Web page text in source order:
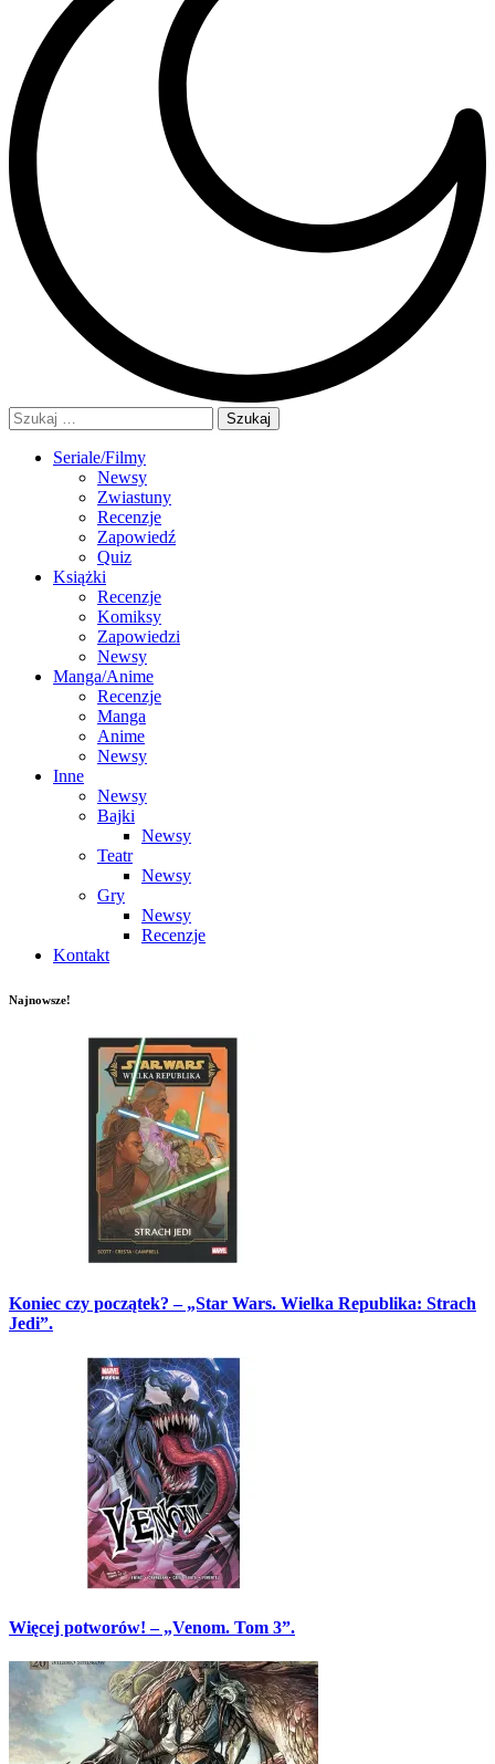
Szukaj:
Seriale/Filmy
Newsy
Zwiastuny
Recenzje
Zapowiedź
Quiz
Książki
Recenzje
Komiksy
Zapowiedzi
Newsy
Manga/Anime
Recenzje
Manga
Anime
Newsy
Inne
Newsy
Bajki
Newsy
Teatr
Newsy
Gry
Newsy
Recenzje
Kontakt
Najnowsze!
Koniec czy początek? – „Star Wars. Wielka Republika: Strach
Jedi”.
Więcej potworów! – „Venom. Tom 3”.